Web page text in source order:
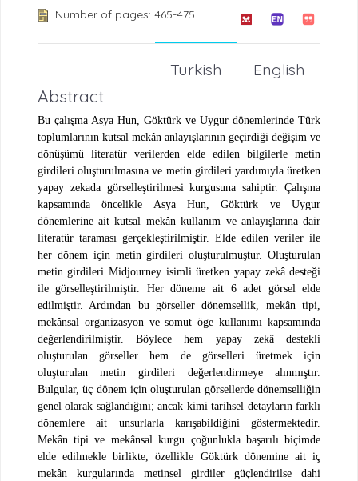
Number of pages: 465-475
English
Turkish
Abstract
Bu çalışma Asya Hun, Göktürk ve Uygur dönemlerinde Türk
toplumlarının kutsal mekân anlayışlarının geçirdiği değişim ve
dönüşümü literatür verilerden elde edilen bilgilerle metin
girdileri oluşturulmasına ve metin girdileri yardımıyla üretken
yapay zekada görselleştirilmesi kurgusuna sahiptir. Çalışma
kapsamında öncelikle Asya Hun, Göktürk ve Uygur
dönemlerine ait kutsal mekân kullanım ve anlayışlarına dair
literatür taraması gerçekleştirilmiştir. Elde edilen veriler ile
her dönem için metin girdileri oluşturulmuştur. Oluşturulan
metin girdileri Midjourney isimli üretken yapay zekâ desteği
ile görselleştirilmiştir. Her döneme ait 6 adet görsel elde
edilmiştir. Ardından bu görseller dönemsellik, mekân tipi,
mekânsal organizasyon ve somut öge kullanımı kapsamında
değerlendirilmiştir. Böylece hem yapay zekâ destekli
oluşturulan görseller hem de görselleri üretmek için
oluşturulan metin girdileri değerlendirmeye alınmıştır.
Bulgular, üç dönem için oluşturulan görsellerde dönemselliğin
genel olarak sağlandığını; ancak kimi tarihsel detayların farklı
dönemlere ait unsurlarla karışabildiğini göstermektedir.
Mekân tipi ve mekânsal kurgu çoğunlukla başarılı biçimde
elde edilmekle birlikte, özellikle Göktürk dönemine ait iç
mekân kurgularında metinsel girdiler güçlendirilse dahi